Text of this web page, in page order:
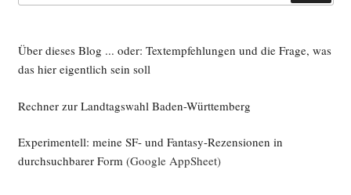
Über dieses Blog ... oder: Textempfehlungen und die Frage, was
das hier eigentlich sein soll
Rechner zur Landtagswahl Baden-Württemberg
Experimentell: meine SF- und Fantasy-Rezensionen in
durchsuchbarer Form(Google AppSheet)